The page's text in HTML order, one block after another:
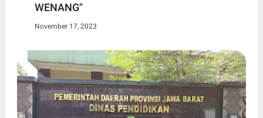
WENANG"
November 17, 2023